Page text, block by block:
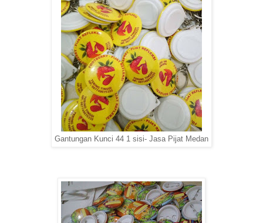
Gantungan Kunci 44 1 sisi- Jasa Pijat Medan